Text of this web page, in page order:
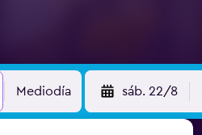
Mediodía sáb. 22/8